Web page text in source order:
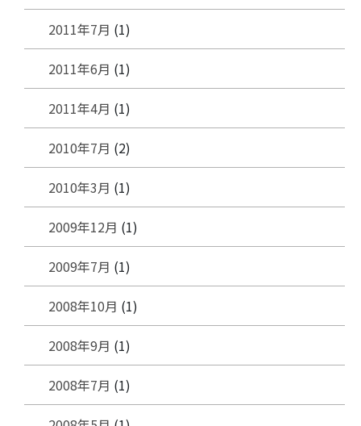
2011年7月 (1)
2011年6月 (1)
2011年4月 (1)
2010年7月 (2)
2010年3月 (1)
2009年12月 (1)
2009年7月 (1)
2008年10月 (1)
2008年9月 (1)
2008年7月 (1)